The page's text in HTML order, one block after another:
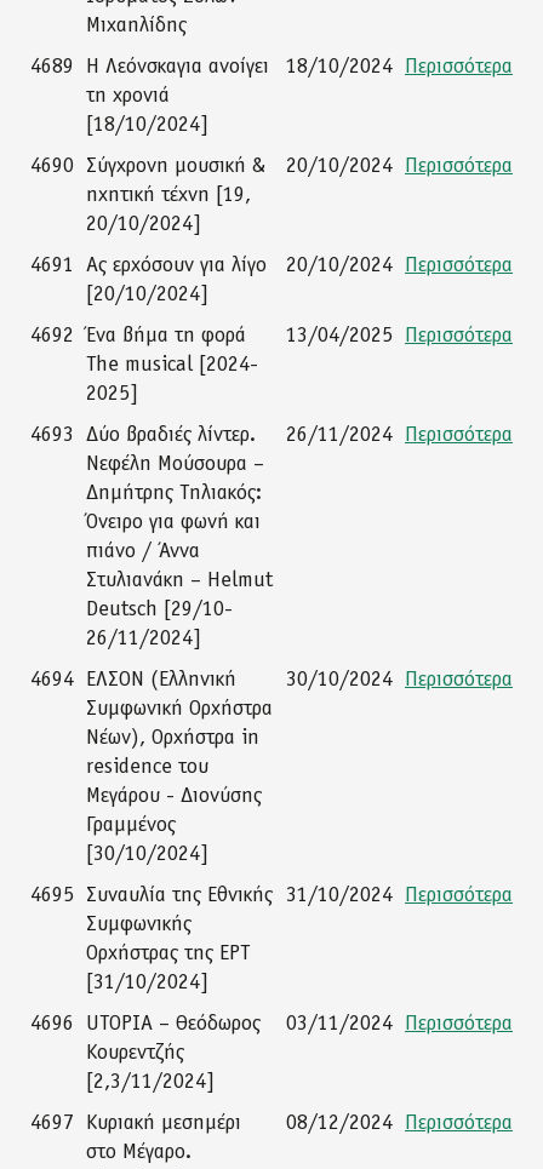
Μιχαηλίδης
4689
Η Λεόνσκαγια ανοίγει
τη χρονιά
[18/10/2024]
18/10/2024 Περισσότερα
4690 Σύγχρονη μουσική &
ηχητική τέχνη [19,
20/10/2024]
20/10/2024 Περισσότερα
4691
Ας ερχόσουν για λίγο
[20/10/2024]
20/10/2024 Περισσότερα
4692
Ένα βήμα τη φορά
The musical [2024-
2025]
13/04/2025 Περισσότερα
4693
Δύο βραδιές λίντερ.
Νεφέλη Μούσουρα –
Δημήτρης Τηλιακός:
Όνειρο για φωνή και
πιάνο / Άννα
Στυλιανάκη – Helmut
Deutsch [29/10-
26/11/2024]
26/11/2024 Περισσότερα
4694 ΕΛΣΟΝ (Ελληνική
Συμφωνική Ορχήστρα
Νέων), Ορχήστρα in
residence του
Μεγάρου - Διονύσης
Γραμμένος
[30/10/2024]
30/10/2024 Περισσότερα
4695
Συναυλία της Εθνικής
Συμφωνικής
Ορχήστρας της ΕΡΤ
[31/10/2024]
31/10/2024 Περισσότερα
4696
UTOPIA – Θεόδωρος
Κουρεντζής
[2,3/11/2024]
03/11/2024 Περισσότερα
4697
Κυριακή μεσημέρι
στο Μέγαρο.
08/12/2024 Περισσότερα